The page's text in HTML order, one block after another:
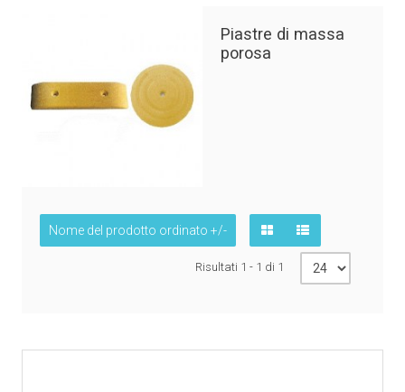
Piastre di massa
porosa
Nome del prodotto ordinato +/-
Risultati 1 - 1 di 1